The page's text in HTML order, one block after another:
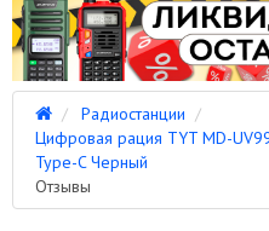
Радиостанции
Цифровая рация TYT MD-
Type-C Черный
Отзывы